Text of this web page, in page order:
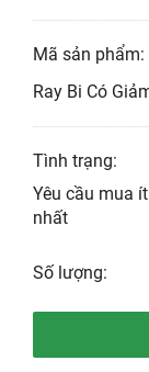
Mã sản phẩm:
Ray Bi Có
Tình trạng:
Yêu cầu mua ít
nhất
Số lượng: